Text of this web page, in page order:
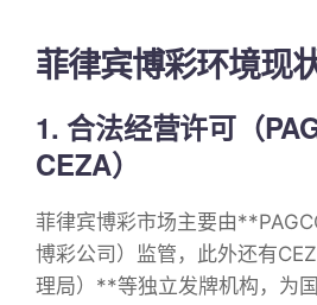
菲律宾博彩环境现
1. 合法经营许可（
CEZA）
菲律宾博彩市场主要由
博彩公司）监管，此外还有
理局）**等独立发牌机构，为